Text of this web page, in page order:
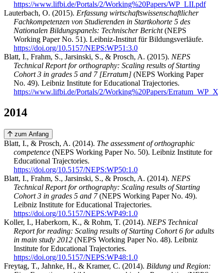
https://www.lifbi.de/Portals/2/Working%20Papers/WP_LII.pdf
Lauterbach, O. (2015). Erfassung wirtschaftswissenschaftlicher
Fachkompetenzen von Studierenden in Startkohorte 5 des
Nationalen Bildungspanels: Technischer Bericht(NEPS
Working Paper No. 51). Leibniz-Institut für Bildungsverläufe.
https://doi.org/10.5157/NEPS:WP51:3.0
Blatt, I., Frahm, S., Jarsinski, S., & Prosch, A. (2015). NEPS
Technical Report for orthography: Scaling results of Starting
Cohort 3 in grades 5 and 7 [Erratum] (NEPS Working Paper
No. 49). Leibniz Institute for Educational Trajectories.
https://www.lifbi.de/Portals/2/Working%20Papers/
2014
zum Anfang
Blatt, I., & Prosch, A. (2014). The assessment of orthographic
competence (NEPS Working Paper No. 50). Leibniz Institute for
Educational Trajectories.
https://doi.org/10.5157/NEPS:WP50:1.0
Blatt, I., Frahm, S., Jarsinski, S., & Prosch, A. (2014). NEPS
Technical Report for orthography: Scaling results of Starting
Cohort 3 in grades 5 and 7(NEPS Working Paper No. 49).
Leibniz Institute for Educational Trajectories.
https://doi.org/10.5157/NEPS:WP49:1.0
Koller, I., Haberkorn, K., & Rohm, T. (2014). NEPS Technical
Report for reading: Scaling results of Starting Cohort 6 for adults
in main study 2012 (NEPS Working Paper No. 48). Leibniz
Institute for Educational Trajectories.
https://doi.org/10.5157/NEPS:WP48:1.0
Freytag, T., Jahnke, H., & Kramer, C. (2014). Bildung und Region: